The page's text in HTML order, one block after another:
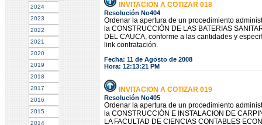
2024
2023
2022
2021
2020
2019
2018
2017
2016
2015
2014
INVITACION A COTIZAR 018
Resolución No404
Ordenar la apertura de un procedimiento
la CONSTRUCCIÓN DE LAS BATERIAS
DEL CAUCA, conforme a las cantidades y
link contratación.
Fecha: 11 de Agosto de 2008
Hora: 12:13:21 PM
INVITACION A COTIZAR 019
Resolución No405
Ordenar la apertura de un procedimiento
la CONSTRUCCIÓN E INSTALACION DE
LA FACULTAD DE CIENCIAS CONTABLES